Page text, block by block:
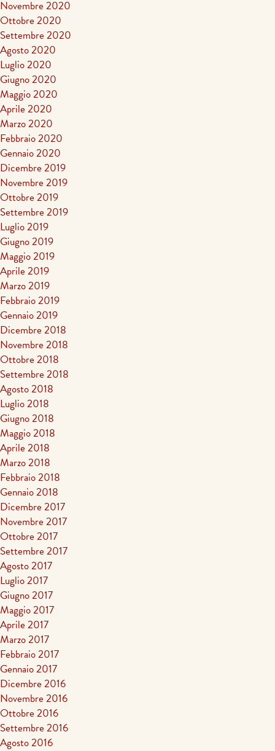
Novembre 2020
Ottobre 2020
Settembre 2020
Agosto 2020
Luglio 2020
Giugno 2020
Maggio 2020
Aprile 2020
Marzo 2020
Febbraio 2020
Gennaio 2020
Dicembre 2019
Novembre 2019
Ottobre 2019
Settembre 2019
Luglio 2019
Giugno 2019
Maggio 2019
Aprile 2019
Marzo 2019
Febbraio 2019
Gennaio 2019
Dicembre 2018
Novembre 2018
Ottobre 2018
Settembre 2018
Agosto 2018
Luglio 2018
Giugno 2018
Maggio 2018
Aprile 2018
Marzo 2018
Febbraio 2018
Gennaio 2018
Dicembre 2017
Novembre 2017
Ottobre 2017
Settembre 2017
Agosto 2017
Luglio 2017
Giugno 2017
Maggio 2017
Aprile 2017
Marzo 2017
Febbraio 2017
Gennaio 2017
Dicembre 2016
Novembre 2016
Ottobre 2016
Settembre 2016
Agosto 2016